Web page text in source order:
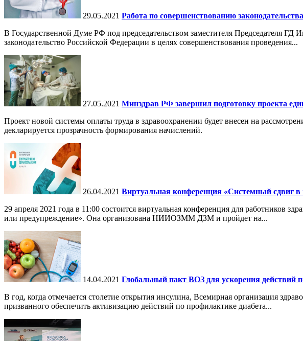
29.05.2021 Работа по совершенствованию
В Государственной Думе РФ под председательством заместителя Председателя
законодательство Российской Федерации в целях совершенствования проведения...
27.05.2021 Минздрав РФ завершил подготовку проекта
Проект новой системы оплаты труда в здравоохранении будет внесен на
декларируется прозрачность формирования начислений.
26.04.2021 Виртуальная конференция «Системный сдвиг в
29 апреля 2021 года в 11:00 состоится виртуальная конференция для работников
или предупреждение». Она организована НИИОЗММ ДЗМ и пройдет на...
14.04.2021 Глобальный пакт ВОЗ для ускорения действий
В год, когда отмечается столетие открытия инсулина, Всемирная организация
призванного обеспечить активизацию действий по профилактике диабета...